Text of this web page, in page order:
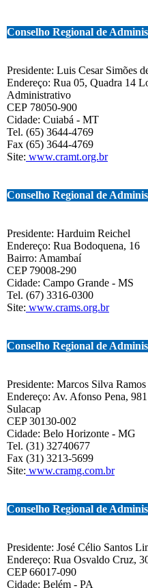
Conselho Regional de
Presidente: Luis Cesar Simões
Endereço: Rua 05, Quadra 14
Administrativo
CEP 78050-900
Cidade: Cuiabá - MT
Tel. (65) 3644-4769
Fax (65) 3644-4769
Site: www.cramt.org.br
Conselho Regional de
Presidente: Harduim Reichel
Endereço: Rua Bodoquena, 16
Bairro: Amambaí
CEP 79008-290
Cidade: Campo Grande - MS
Tel. (67) 3316-0300
Site: www.crams.org.br
Conselho Regional de
Presidente: Marcos Silva Ramos
Endereço: Av. Afonso Pena,
Sulacap
CEP 30130-002
Cidade: Belo Horizonte - MG
Tel. (31) 32740677
Fax (31) 3213-5699
Site: www.cramg.com.br
Conselho Regional de
Presidente: José Célio Santos
Endereço: Rua Osvaldo Cruz,
CEP 66017-090
Cidade: Belém - PA